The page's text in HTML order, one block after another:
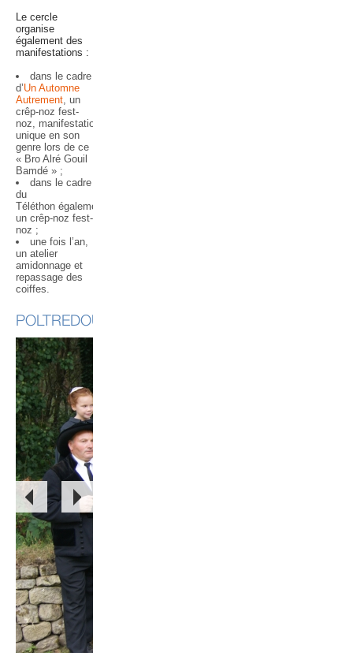
Le cercle
organise
également des
manifestations :
dans le cadre
d’Un Automne
Autrement, un
crêp-noz fest-
noz, manifestation
unique en son
genre lors de ce
« Bro Alré Gouil
Bamdé » ;
dans le cadre
du
Téléthon également,
un crêp-noz fest-
noz ;
une fois l’an,
un atelier
amidonnage et
repassage des
coiffes.
POLTREDOÙ